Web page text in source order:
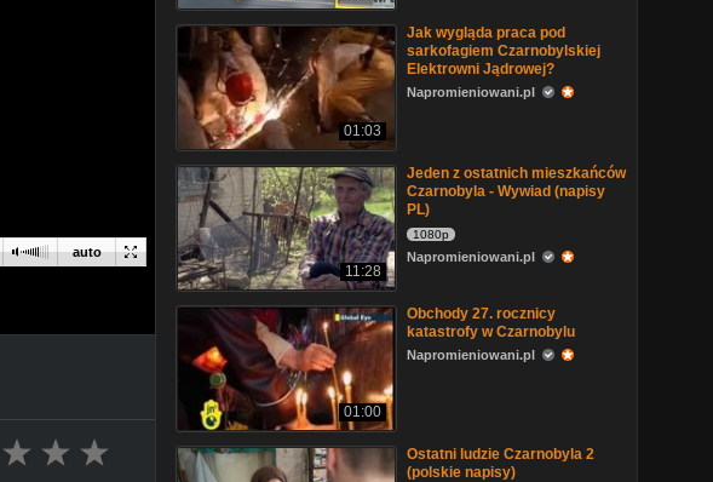
auto
01:03
Jak wygląda praca pod
sarkofagiem Czarnobylskiej
Elektrowni Jądrowej?
Napromieniowani.pl
11:28
Jeden z ostatnich mieszkańców
Czarnobyla - Wywiad (napisy
PL)
1080p
Napromieniowani.pl
01:00
Obchody 27. rocznicy
katastrofy w Czarnobylu
Napromieniowani.pl
Ostatni ludzie Czarnobyla 2
(polskie napisy)